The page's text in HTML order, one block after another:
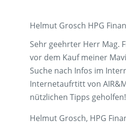
Helmut Grosch HPG
Sehr geehrter Herr Mag.
vor dem Kauf meiner
Suche nach Infos im
Internetaufrtitt von
nützlichen Tipps geholfen!
Helmut Grosch, HPG